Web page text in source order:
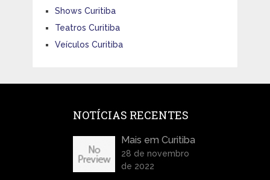
Shows Curitiba
Teatros Curitiba
Veículos Curitiba
NOTÍCIAS RECENTES
Mais em Curitiba
28 de novembro
de 2022